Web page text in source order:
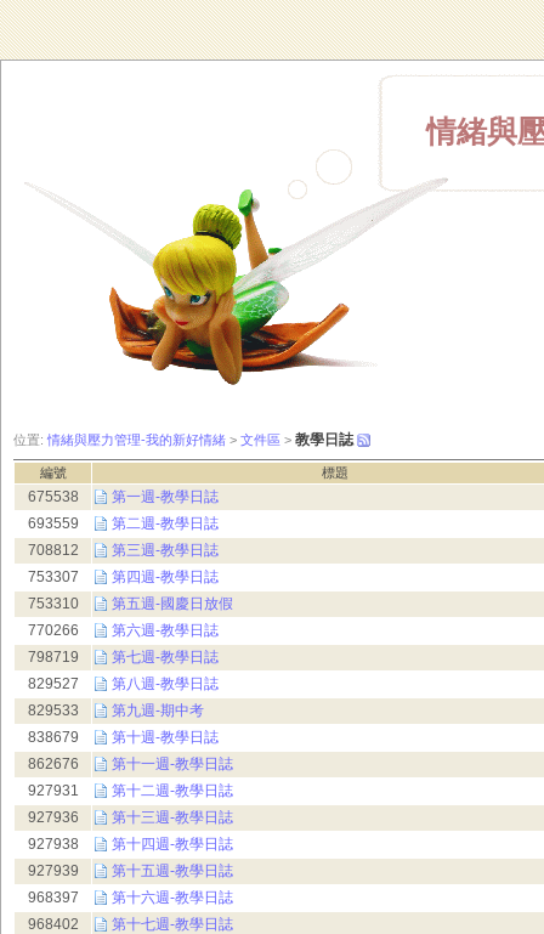
情緒與
位置: 情緒與壓力管理-我的新好情緒 > 文件區 > 教學日誌
編號 標題
675538
第一週-教學日誌
693559
第二週-教學日誌
708812
第三週-教學日誌
753307
第四週-教學日誌
753310
第五週-國慶日放假
770266
第六週-教學日誌
798719
第七週-教學日誌
829527
第八週-教學日誌
829533
第九週-期中考
838679
第十週-教學日誌
862676
第十一週-教學日誌
927931
第十二週-教學日誌
927936
第十三週-教學日誌
927938
第十四週-教學日誌
927939
第十五週-教學日誌
968397
第十六週-教學日誌
968402
第十七週-教學日誌